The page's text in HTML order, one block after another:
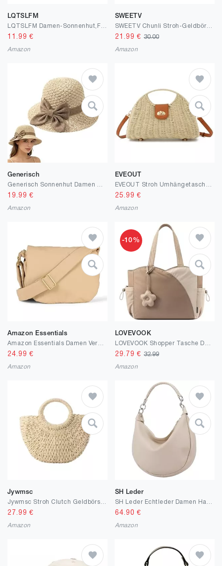
LQTSLFM
11.99 €
Amazon
SWEETV
SWEETV Chunli Stroh-Geldbörse, gewebt, Strandtasche, Sommer, Clutch, Boho, Crossbody-Tasche für Damen, kleine Bast-Umhängetasche
21.99 € 30.00
Amazon
Generisch
19.99 €
Amazon
EVEOUT
25.99 €
Amazon
Amazon Essentials
Amazon Essentials Damen Verstellbare Umhänge-Überschlagtasche Aus Nylon
24.99 €
Amazon
-10%
LOVEVOOK
29.79 € 32.99
Amazon
Jywmsc
27.99 €
Amazon
SH Leder
64.90 €
Amazon